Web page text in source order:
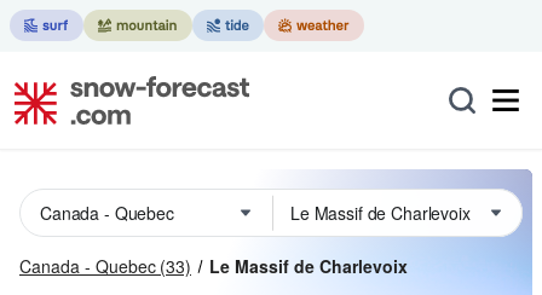
Canada - Quebec (33) Le Massif de Charlevoix